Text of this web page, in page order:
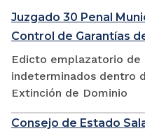
Juzgado 30 Penal
Control de Garantías
Edicto emplazatorio de
indeterminados dentro
Extinción de Dominio
Consejo de Estado